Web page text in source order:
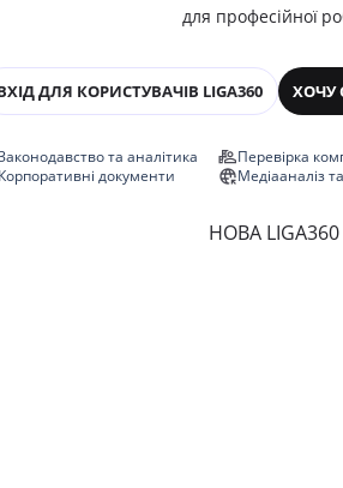
для професійної
ДЛЯ КОРИСТУВАЧІВ LIGA360 ХОЧУ
та аналітика
Корпоративні документи
Перевірка
Медіааналіз
НОВА